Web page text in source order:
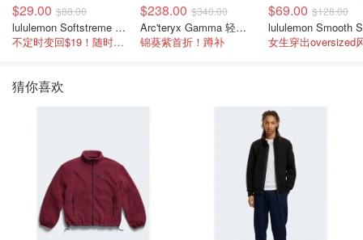
$29.00 $88.00
lululemon Softstreme 女士高腰短裤 10cm
不定时变回$19！随时点进来看
$238.00 $340.00
Arc'teryx Gamma 轻量连帽卫衣 女款
锦葵紫首折！蹲补
$69.00 $128.00
女生穿出oversized
猜你喜欢